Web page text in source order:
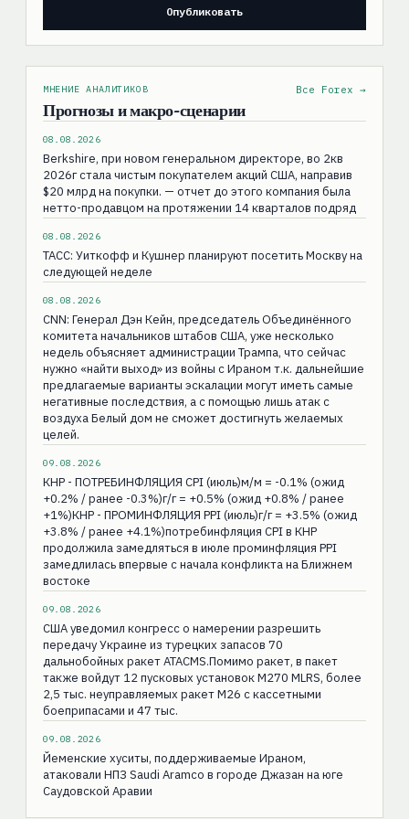
МНЕНИЕ АНАЛИТИКОВ
Прогнозы и макро-сценарии
Все Forex →
08.08.2026
Berkshire, при новом генеральном директоре, во 2кв
2026г стала чистым покупателем акций США, направив
$20 млрд на покупки. — отчет до этого компания была
нетто-продавцом на протяжении 14 кварталов подряд
08.08.2026
ТАСС: Уиткофф и Кушнер планируют посетить Москву на
следующей неделе
08.08.2026
CNN: Генерал Дэн Кейн, председатель Объединённого
комитета начальников штабов США, уже несколько
недель объясняет администрации Трампа, что сейчас
нужно «найти выход» из войны с Ираном т.к. дальнейшие
предлагаемые варианты эскалации могут иметь самые
негативные последствия, а с помощью лишь атак с
воздуха Белый дом не сможет достигнуть желаемых
целей.
09.08.2026
КНР - ПОТРЕБИНФЛЯЦИЯ CPI (июль)м/м = -0.1% (ожид
+0.2% / ранее -0.3%)г/г = +0.5% (ожид +0.8% / ранее
+1%)КНР - ПРОМИНФЛЯЦИЯ РPI (июль)г/г = +3.5% (ожид
+3.8% / ранее +4.1%)потребинфляция CPI в КНР
продолжила замедляться в июле проминфляция PPI
замедлилась впервые с начала конфликта на Ближнем
востоке
09.08.2026
США уведомил конгресс о намерении разрешить
передачу Украине из турецких запасов 70
дальнобойных ракет ATACMS.Помимо ракет, в пакет
также войдут 12 пусковых установок M270 MLRS, более
2,5 тыс. неуправляемых ракет M26 с кассетными
боеприпасами и 47 тыс.
09.08.2026
Йеменские хуситы, поддерживаемые Ираном,
атаковали НПЗ Saudi Aramco в городе Джазан на юге
Саудовской Аравии